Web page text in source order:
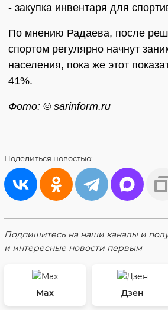
- закупка инвентаря для
По мнению Радаева, после
спортом регулярно начнут
населения, пока же этот
41%.
Фото: © sarinform.ru
Поделиться новостью:
Подпишитесь на наши каналы и
и интересные новости первым
Max Дзен